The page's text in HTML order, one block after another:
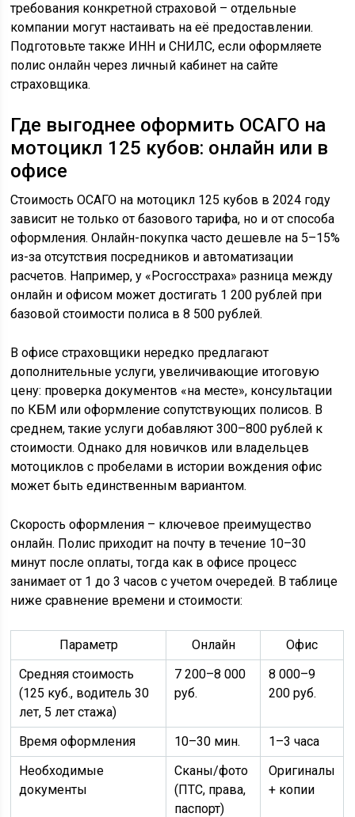
требования конкретной страховой – отдельные
компании могут настаивать на её предоставлении.
Подготовьте также ИНН и СНИЛС, если оформляете
полис онлайн через личный кабинет на сайте
страховщика.
Где выгоднее оформить ОСАГО на
мотоцикл 125 кубов: онлайн или в
офисе
Стоимость ОСАГО на мотоцикл 125 кубов в 2024 году
зависит не только от базового тарифа, но и от способа
оформления. Онлайн-покупка часто дешевле на 5–15%
из-за отсутствия посредников и автоматизации
расчетов. Например, у «Росгосстраха» разница между
онлайн и офисом может достигать 1 200 рублей при
базовой стоимости полиса в 8 500 рублей.
В офисе страховщики нередко предлагают
дополнительные услуги, увеличивающие итоговую
цену: проверка документов «на месте», консультации
по КБМ или оформление сопутствующих полисов. В
среднем, такие услуги добавляют 300–800 рублей к
стоимости. Однако для новичков или владельцев
мотоциклов с пробелами в истории вождения офис
может быть единственным вариантом.
Скорость оформления – ключевое преимущество
онлайн. Полис приходит на почту в течение 10–30
минут после оплаты, тогда как в офисе процесс
занимает от 1 до 3 часов с учетом очередей. В таблице
ниже сравнение времени и стоимости:
Параметр Онлайн
Офис
Средняя стоимость
(125 куб., водитель 30
лет, 5 лет стажа)
7 200–8 000
руб.
8 000–9
200 руб.
Время оформления 10–30 мин.
1–3 часа
Необходимые
документы
Сканы/фото
(ПТС, права,
паспорт)
Оригиналы
+ копии